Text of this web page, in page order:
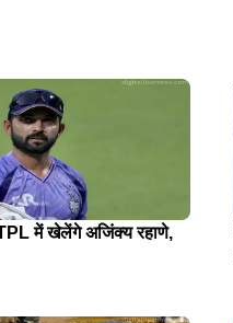
में खेलेंगे अजिंक्य रहाणे,